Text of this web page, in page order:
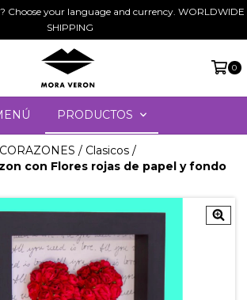
Choose your language and currency. WORLDWIDE
SHIPPING
0
PRODUCTOS
CORAZONES / Clasicos /
con Flores rojas de papel y fondo